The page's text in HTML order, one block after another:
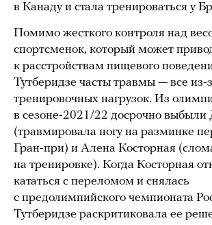
в Канаду и стала тренироваться у
Помимо жесткого контроля над
спортсменок, который может
к расстройствам пищевого
Тутберидзе часты травмы — все из-
тренировочных нагрузок. Из
в сезоне-2021/22 досрочно выбыли
(травмировала ногу на разминке
Гран-при) и Алена Косторная
на тренировке). Когда Косторная
кататься с переломом и снялась
с предолимпийского чемпионата
Тутберидзе раскритиковала ее